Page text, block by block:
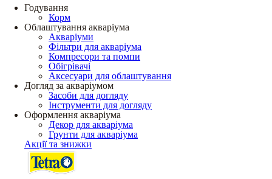
Годування
Корм
Облаштування акваріума
Акваріуми
Фільтри для акваріума
Компресори та помпи
Обігрівачі
Аксесуари для облаштування
Догляд за акваріумом
Засоби для догляду
Інструменти для догляду
Оформлення акваріума
Декор для акваріума
Грунти для акваріума
Акції та знижки